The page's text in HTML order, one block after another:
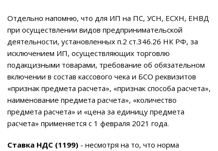
Отдельно напомню, что для ИП на ПС, УСН, ЕСХН, ЕНВД
при осуществлении видов предпринимательской
деятельности, установленных п.2 ст.346.26 НК РФ, за
исключением ИП, осуществляющих торговлю
подакцизными товарами, требование об обязательном
включении в состав кассового чека и БСО реквизитов
«признак предмета расчета», «признак способа расчета»,
наименование предмета расчета», «количество
предмета расчета» и «цена за единицу предмета
расчета» применяется с 1 февраля 2021 года.
Ставка НДС (1199) - несмотря на то, что норма